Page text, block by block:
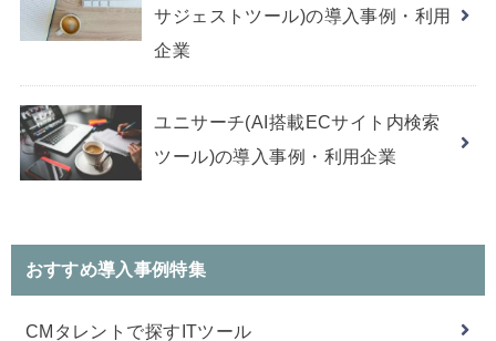
サジェストツール)の導入事例・利用
企業
ユニサーチ(AI搭載ECサイト内検索
ツール)の導入事例・利用企業
おすすめ導入事例特集
CMタレントで探すITツール